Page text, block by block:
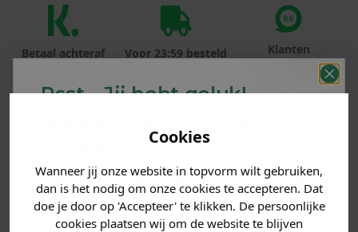
Cookies
Wanneer jij onze website in topvorm wilt gebruiken,
dan is het nodig om onze cookies te accepteren. Dat
doe je door op 'Accepteer' te klikken. De persoonlijke
cookies plaatsen wij om de website te blijven
Betaal achteraf
Voor 23:59 besteld
Klanten
beoordelen ons
met een 9,6!
MATERIAAL & WASVOORSCHRIFT
ANDERE BESTELDEN OOK
Psst... Jij hebt geluk!
Welke mystery
krijg jij? (Tot-30%
Vertel ons waar je naar op
zoek bent. 👇